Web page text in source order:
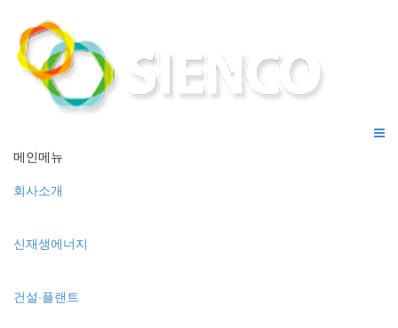
메인메뉴
회사소개
신재생에너지
건설·플랜트